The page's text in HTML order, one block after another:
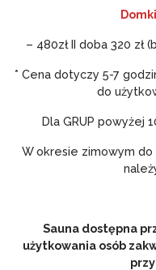
– 480zł II doba 320 zł
* Cena dotyczy 5-7
do
Dla GRUP powyżej
W okresie zimowym do
Sauna dostępna
użytkowania osób